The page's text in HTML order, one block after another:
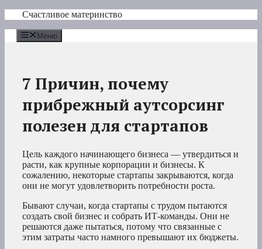
Перейти
содержимому
Счастливое материнство
Меню
7 Причин, почему
прибрежный аутсорсинг
полезен для стартапов
Цель каждого начинающего бизнеса — утвердиться и
расти, как крупные корпорации и бизнесы. К
сожалению, некоторые стартапы закрываются, когда
они не могут удовлетворить потребности роста.
Бывают случаи, когда стартапы с трудом пытаются
создать свой бизнес и собрать ИТ-команды. Они не
решаются даже пытаться, потому что связанные с
этим затраты часто намного превышают их бюджеты.